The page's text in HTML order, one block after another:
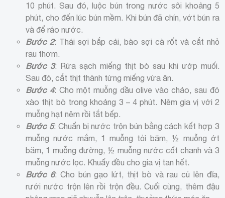
10 phút. Sau đó, luộc bún trong nước sôi khoảng 5
phút, cho đến lúc bún mềm. Khi bún đã chín, vớt bún ra
và để ráo nước.
Bước 2: Thái sợi bắp cải, bào sợi cà rốt và cắt nhỏ
rau thơm.
Bước 3: Rửa sạch miếng thịt bò sau khi ướp muối.
Sau đó, cắt thịt thành từng miếng vừa ăn.
Bước 4: Cho một muỗng dầu olive vào chảo, sau đó
xào thịt bò trong khoảng 3 – 4 phút. Nêm gia vị với 2
muỗng hạt nêm rồi tắt bếp.
Bước 5: Chuẩn bị nước trộn bún bằng cách kết hợp 3
muỗng nước mắm, 1 muỗng tỏi băm, ½ muỗng ớt
băm, 1 muỗng đường, ½ muỗng nước cốt chanh và 3
muỗng nước lọc. Khuấy đều cho gia vị tan hết.
Bước 6: Cho bún gạo lứt, thịt bò và rau củ lên đĩa,
rưới nước trộn lên rồi trộn đều. Cuối cùng, thêm đậu